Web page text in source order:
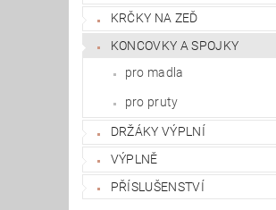
KRČKY NA ZEĎ
KONCOVKY A SPOJKY
pro madla
pro pruty
DRŽÁKY VÝPLNÍ
VÝPLNĚ
PŘÍSLUŠENSTVÍ